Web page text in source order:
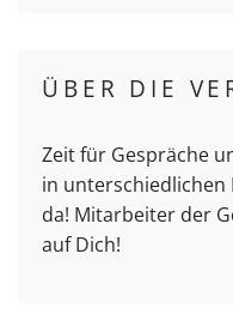
ÜBER DIE
Zeit für Gespräche
in unterschiedlichen
da! Mitarbeiter der
auf Dich!